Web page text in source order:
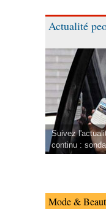
Actualité
Suivez
continu :
Mode &